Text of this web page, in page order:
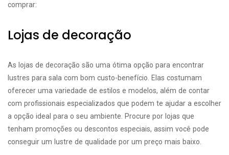
comprar:
Lojas de decoração
As lojas de decoração são uma ótima opção para encontrar
lustres para sala com bom custo-benefício. Elas costumam
oferecer uma variedade de estilos e modelos, além de contar
com profissionais especializados que podem te ajudar a escolher
a opção ideal para o seu ambiente. Procure por lojas que
tenham promoções ou descontos especiais, assim você pode
conseguir um lustre de qualidade por um preço mais baixo.